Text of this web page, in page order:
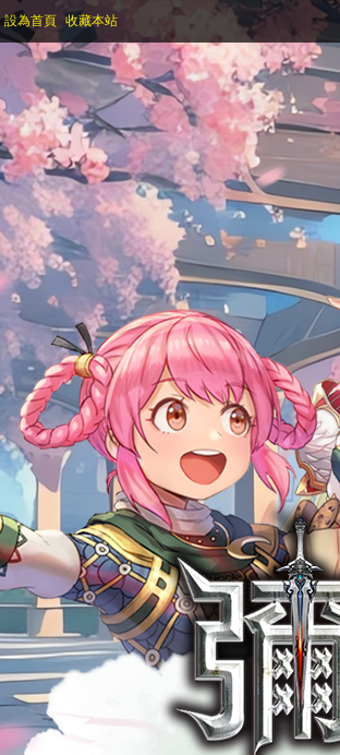
設為首頁 收藏本站